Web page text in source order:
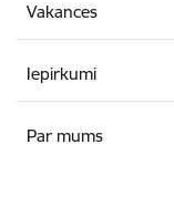
Vakances
Iepirkumi
Par mums